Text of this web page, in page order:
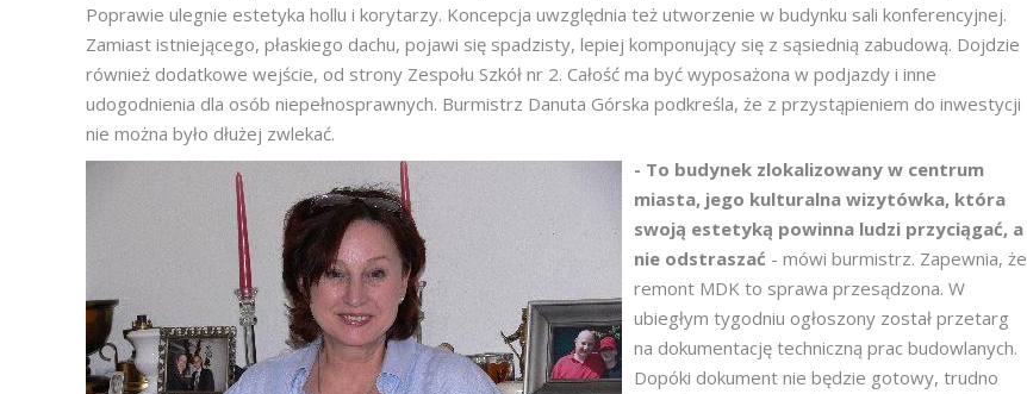
Poprawie ulegnie estetyka hollu i korytarzy. Koncepcja uwzględnia też utworzenie w budynku sali konferencyjnej.
Zamiast istniejącego, płaskiego dachu, pojawi się spadzisty, lepiej komponujący się z sąsiednią zabudową. Dojdzie
również dodatkowe wejście, od strony Zespołu Szkół nr 2. Całość ma być wyposażona w podjazdy i inne
udogodnienia dla osób niepełnosprawnych. Burmistrz Danuta Górska podkreśla, że z przystąpieniem do inwestycji
nie można było dłużej zwlekać.
- To budynek zlokalizowany w centrum
miasta, jego kulturalna wizytówka, która
swoją estetyką powinna ludzi przyciągać, a
nie odstraszać - mówi burmistrz. Zapewnia, że
remont MDK to sprawa przesądzona. W
ubiegłym tygodniu ogłoszony został przetarg
na dokumentację techniczną prac budowlanych.
Dopóki dokument nie będzie gotowy, trudno